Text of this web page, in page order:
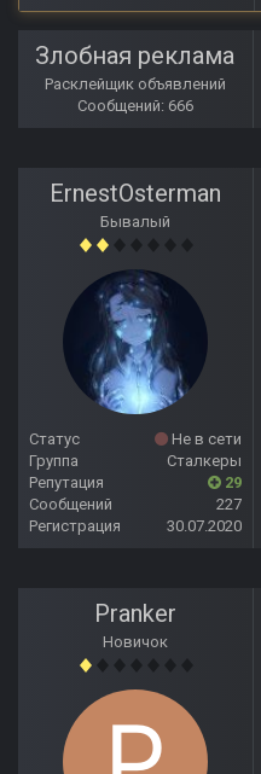
Злобная реклама
Расклейщик объявлений
Сообщений: 666
ErnestOsterman
Бывалый
Статус
Не в сети
Группа
Сталкеры
Репутация
29
Сообщений
227
Регистрация
30.07.2020
Pranker
Новичок